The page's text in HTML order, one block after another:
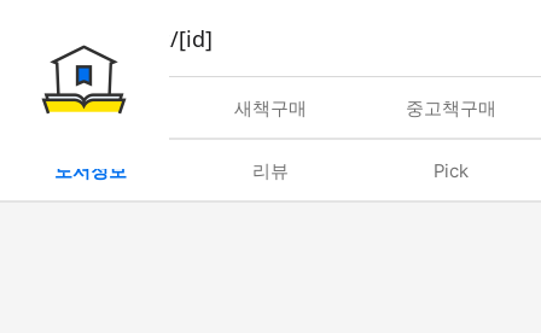
book/rent/[id]
대여 새책구매 중고책구매
도서정보 리뷰 Pick